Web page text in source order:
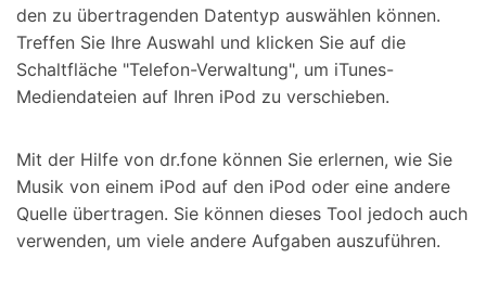
den zu übertragenden Datentyp auswählen können.
Treffen Sie Ihre Auswahl und klicken Sie auf die
Schaltfläche "Telefon-Verwaltung", um iTunes-
Mediendateien auf Ihren iPod zu verschieben.
Mit der Hilfe von dr.fone können Sie erlernen, wie Sie
Musik von einem iPod auf den iPod oder eine andere
Quelle übertragen. Sie können dieses Tool jedoch auch
verwenden, um viele andere Aufgaben auszuführen.